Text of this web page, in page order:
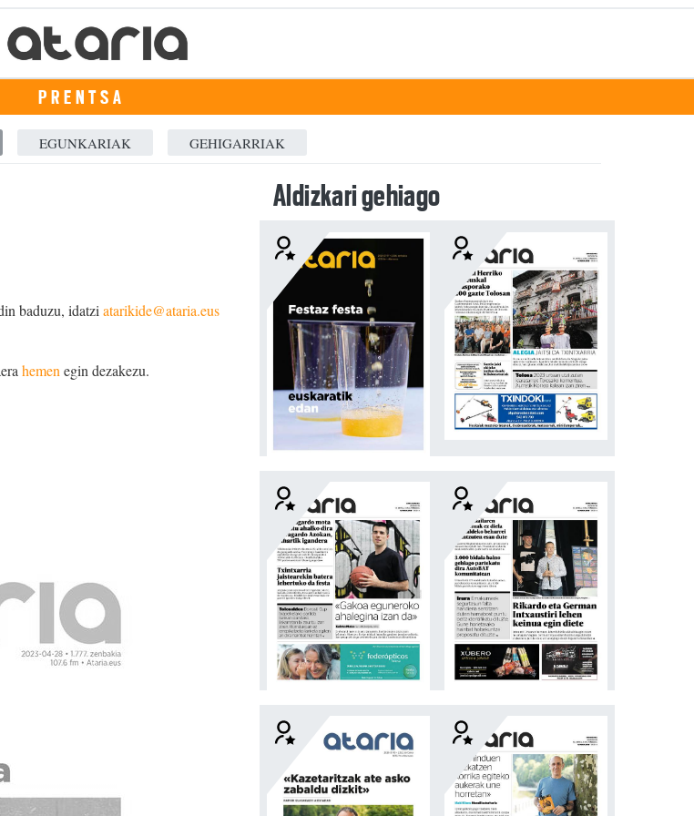
PRENTSA
EGUNKARIAK GEHIGARRIAK
baduzu, idatziatarikide@ataria.eus
hemen egin dezakezu.
Aldizkari gehiago